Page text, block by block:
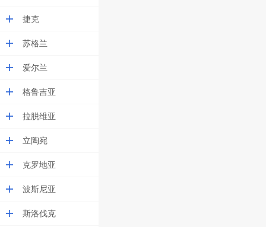
捷克
苏格兰
爱尔兰
格鲁吉亚
拉脱维亚
立陶宛
克罗地亚
波斯尼亚
斯洛伐克